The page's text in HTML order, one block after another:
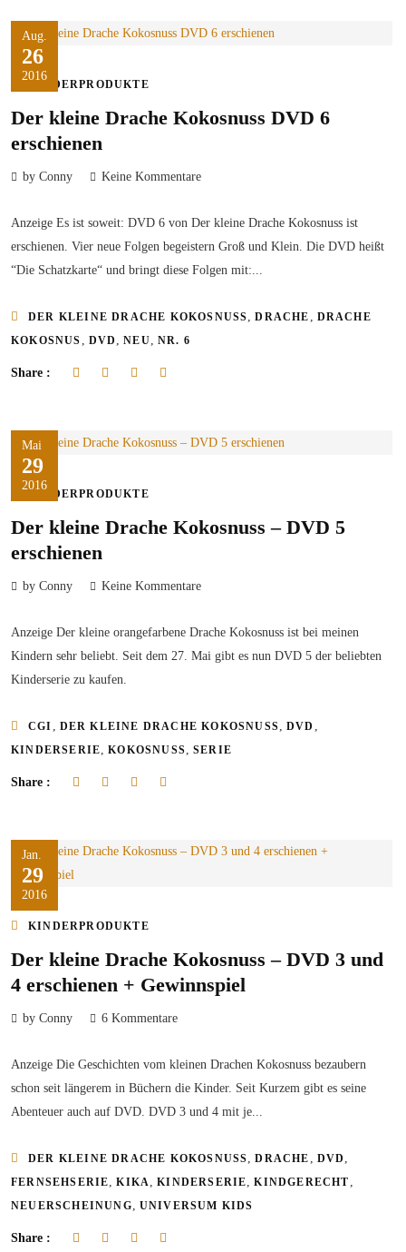
Aug.
26
2016
KINDERPRODUKTE
Der kleine Drache Kokosnuss DVD 6
erschienen
by Conny Keine Kommentare
Anzeige Es ist soweit: DVD 6 von Der kleine Drache Kokosnuss ist
erschienen. Vier neue Folgen begeistern Groß und Klein. Die DVD heißt
“Die Schatzkarte“ und bringt diese Folgen mit:...
DER KLEINE DRACHE KOKOSNUSS ,DRACHE
DRACHE
KOKOSNUS
DVD ,NEU NR. 6
Share :
Mai
29
2016
KINDERPRODUKTE
Der kleine Drache Kokosnuss – DVD 5
erschienen
by Conny Keine Kommentare
Anzeige Der kleine orangefarbene Drache Kokosnuss ist bei meinen
Kindern sehr beliebt. Seit dem 27. Mai gibt es nun DVD 5 der beliebten
Kinderserie zu kaufen.
CGI DER KLEINE DRACHE KOKOSNUSS ,DVD
KINDERSERIE ,KOKOSNUSS ,SERIE
Share :
Jan.
29
2016
KINDERPRODUKTE
Der kleine Drache Kokosnuss – DVD 3 und
4 erschienen + Gewinnspiel
by Conny 6 Kommentare
Anzeige Die Geschichten vom kleinen Drachen Kokosnuss bezaubern
schon seit längerem in Büchern die Kinder. Seit Kurzem gibt es seine
Abenteuer auch auf DVD. DVD 3 und 4 mit je...
DER KLEINE DRACHE KOKOSNUSS ,DRACHE DVD
FERNSEHSERIE ,KIKA ,KINDERSERIE ,KINDGERECHT
NEUERSCHEINUNG UNIVERSUM KIDS
Share :